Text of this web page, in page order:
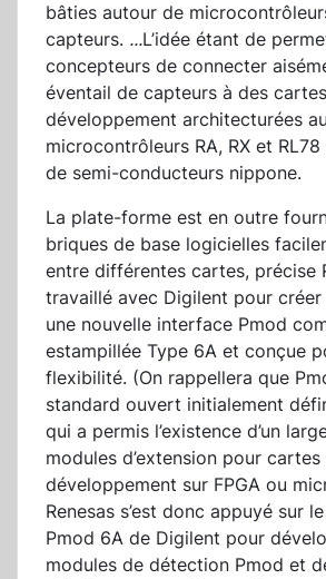
bâties autour de
capteurs. ...L’idée étant de
concepteurs de connecter
éventail de capteurs à des
développement architecturées
microcontrôleurs RA, RX et
de semi-conducteurs nippone.
La plate-forme est en outre
briques de base logicielles
entre différentes cartes, précise
travaillé avec Digilent pour
une nouvelle interface Pmod
estampillée Type 6A et conçue
flexibilité. (On rappellera que
standard ouvert initialement
qui a permis l’existence d’un
modules d’extension pour cartes
développement sur FPGA ou
Renesas s’est donc appuyé sur
Pmod 6A de Digilent pour
modules de détection Pmod et